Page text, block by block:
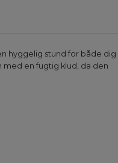
hyggelig stund for både dig
en fugtig klud, da den